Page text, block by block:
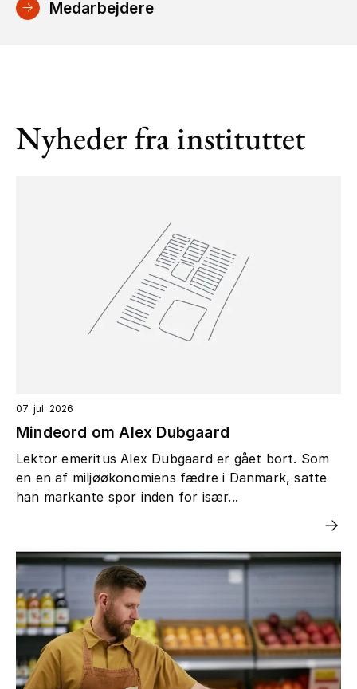
Medarbejdere
Nyheder fra instituttet
07. jul. 2026
Mindeord om Alex Dubgaard
Lektor emeritus Alex Dubgaard er gået bort. Som
en en af miljøøkonomiens fædre i Danmark, satte
han markante spor inden for især...